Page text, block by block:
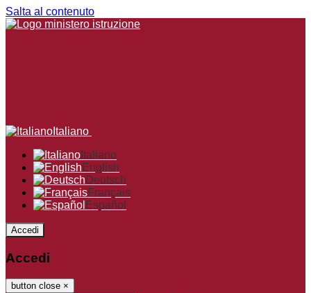
Salta al contenuto
Italiano
Italiano
English
Deutsch
Français
Español
Accedi
Accedi
button close ×